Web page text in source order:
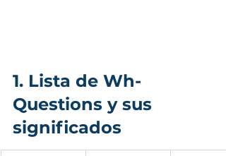
1. Lista de Wh-
Questions y sus
significados